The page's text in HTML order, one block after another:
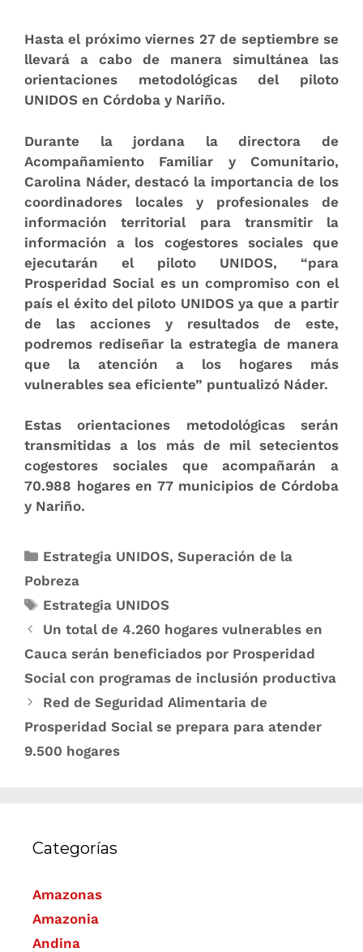
Hasta el próximo viernes 27 de septiembre se
llevará a cabo de manera simultánea las
orientaciones metodológicas del piloto
UNIDOS en Córdoba y Nariño.
Durante la jordana la directora de
Acompañamiento Familiar y Comunitario,
Carolina Náder, destacó la importancia de los
coordinadores locales y profesionales de
información territorial para transmitir la
información a los cogestores sociales que
ejecutarán el piloto UNIDOS, “para
Prosperidad Social es un compromiso con el
país el éxito del piloto UNIDOS ya que a partir
de las acciones y resultados de este,
podremos rediseñar la estrategia de manera
que la atención a los hogares más
vulnerables sea eficiente” puntualizó Náder.
Estas orientaciones metodológicas serán
transmitidas a los más de mil setecientos
cogestores sociales que acompañarán a
70.988 hogares en 77 municipios de Córdoba
y Nariño.
Estrategia UNIDOS,Superación de la
Pobreza
Estrategia UNIDOS
Un total de 4.260 hogares vulner​ables en
Cauca serán beneficiados por Prosperidad
Social con programas de inclusión productiva
Red de Seguridad Alimentaria de
Prosperidad Social se prepara para atender
9.500 hogares
Categorías
Amazonas
Amazonia
Andina